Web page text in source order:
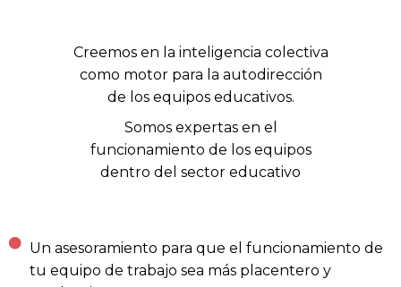
Creemos en la inteligencia colectiva
como motor para la autodirección
de los equipos educativos.
Somos expertas en el
funcionamiento de los equipos
dentro del sector educativo
Un asesoramiento para que el funcionamiento de
tu equipo de trabajo sea más placentero y